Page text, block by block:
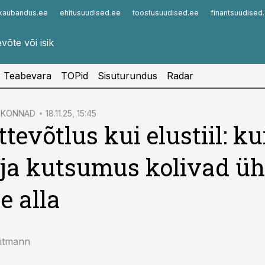
ehitusuudised.ee toostusuudised.ee
Infopank
Teabevara TOPid Sisuturundus Radar
18.11.25, 15:45
kui elustiil:
kutsumus kolivad
alla